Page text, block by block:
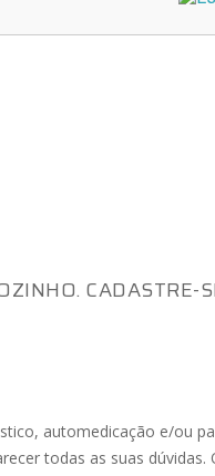
CADASTRE-
automedicação e/ou
todas as suas